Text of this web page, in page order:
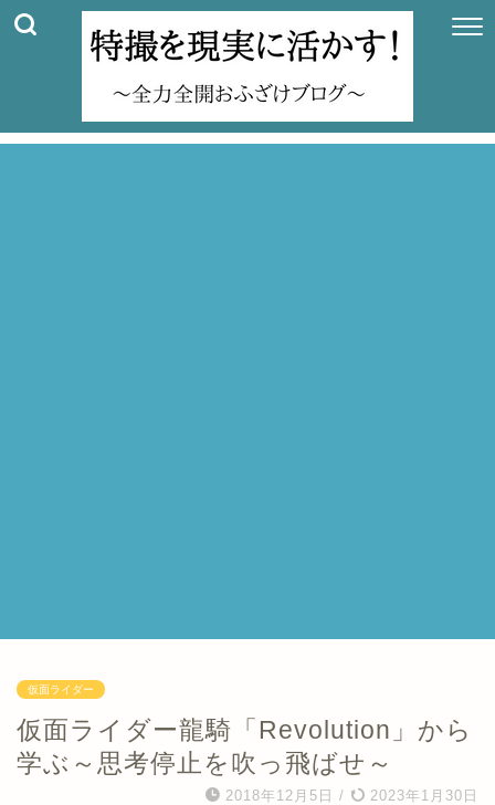
仮面ライダー
仮面ライダー龍騎「Revolution」から
学ぶ～思考停止を吹っ飛ばせ～
2018年12月5日 / 2023年1月30日